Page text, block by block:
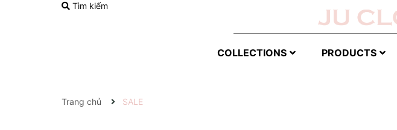
Tìm kiếm
COLLECTIONS PRODUCTS
Trang chủ SALE